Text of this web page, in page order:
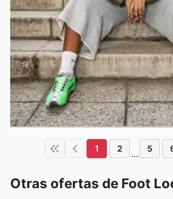
1 2 ... 5
Otras ofertas de Foot